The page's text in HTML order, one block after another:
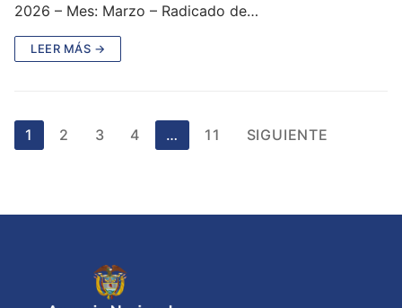
2026 – Mes: Marzo – Radicado de…
LEER MÁS →
Paginación
de
1 2 3 4 … 11 SIGUIENTE